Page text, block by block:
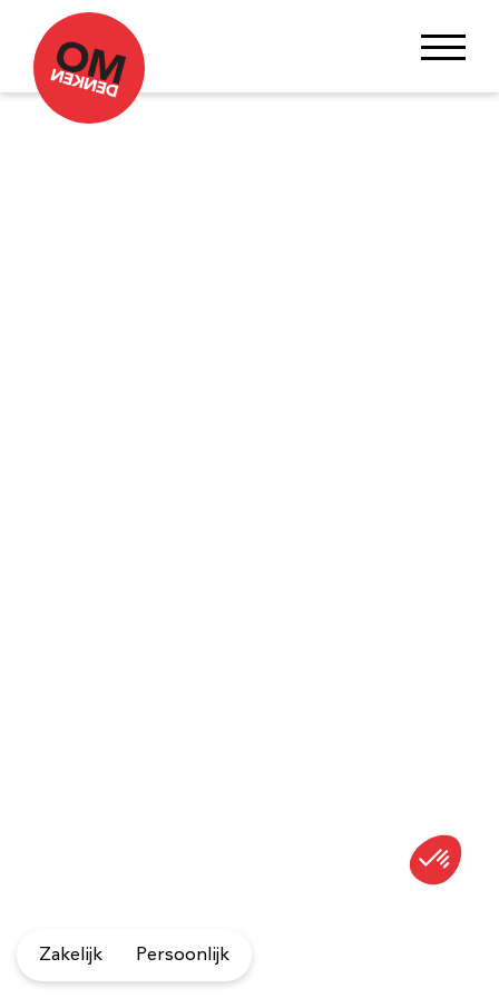
Zakelijk Persoonlijk